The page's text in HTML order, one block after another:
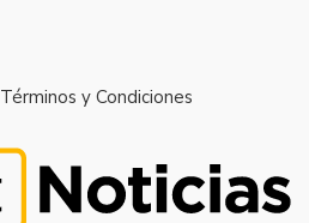
Términos y Condiciones